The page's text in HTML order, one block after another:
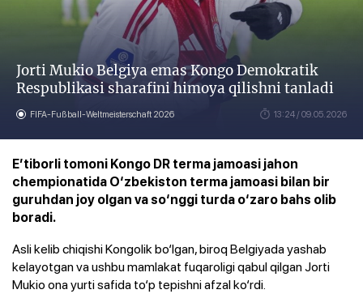
Jorti Mukio Belgiya emas Kongo Demokratik
Respublikasi sharafini himoya qilishni tanladi
FIFA-Fußball-Weltmeisterschaft 2026 13:24 / 09.05.2026
E’tiborli tomoni Kongo DR terma jamoasi jahon
chempionatida O‘zbekiston terma jamoasi bilan bir
guruhdan joy olgan va so‘nggi turda o‘zaro bahs olib
boradi.
Asli kelib chiqishi Kongolik bo‘lgan, biroq Belgiyada yashab
kelayotgan va ushbu mamlakat fuqaroligi qabul qilgan Jorti
Mukio ona yurti safida to‘p tepishni afzal ko‘rdi.